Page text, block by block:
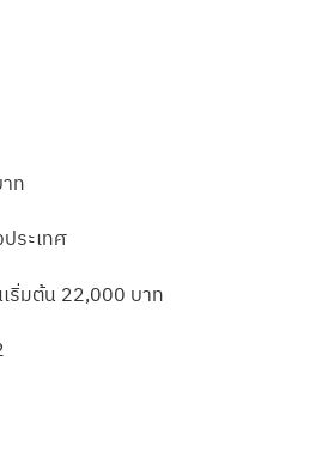
ท
ระเทศ
ริ่มต้น 22,000 บาท